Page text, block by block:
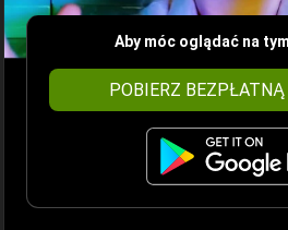
Aby móc oglądać na
POBIERZ